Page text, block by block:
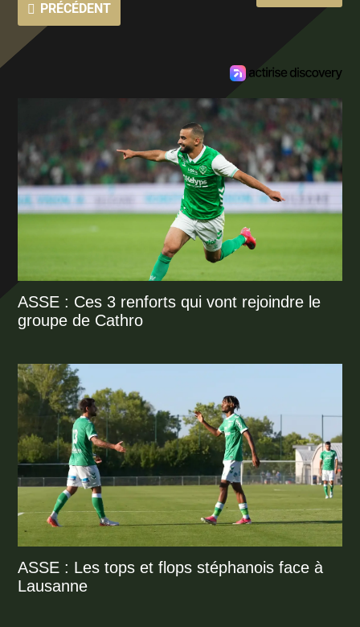
PRÉCÉDENT
ASSE : Ces 3 renforts qui vont rejoindre le
groupe de Cathro
ASSE : Les tops et flops stéphanois face à
Lausanne